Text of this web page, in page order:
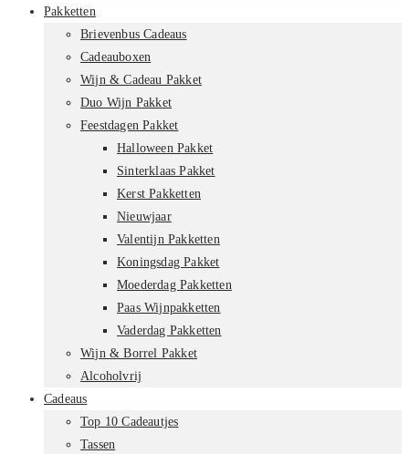
Pakketten
Brievenbus Cadeaus
Cadeauboxen
Wijn & Cadeau Pakket
Duo Wijn Pakket
Feestdagen Pakket
Halloween Pakket
Sinterklaas Pakket
Kerst Pakketten
Nieuwjaar
Valentijn Pakketten
Koningsdag Pakket
Moederdag Pakketten
Paas Wijnpakketten
Vaderdag Pakketten
Wijn & Borrel Pakket
Alcoholvrij
Cadeaus
Top 10 Cadeautjes
Tassen